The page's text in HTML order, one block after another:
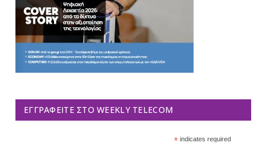
ΕΓΓΡΑΦΕΊΤΕ ΣΤΟ WEEKLY TELECOM
*indicates required